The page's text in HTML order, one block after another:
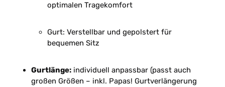
optimalen Tragekomfort
Gurt: Verstellbar und gepolstert für
bequemen Sitz
Gurtlänge: individuell anpassbar (passt auch
großen Größen – inkl. Papas! Gurtverlängerung